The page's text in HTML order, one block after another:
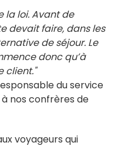
la loi. Avant de
devait faire, dans les
de séjour. Le
donc qu’à
client."
du service
à nos confrères de
voyageurs qui